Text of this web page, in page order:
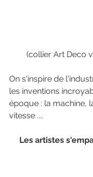
(collier Art
On s'inspire de
les inventions
époque : la machine,
vitesse ....
Les artistes